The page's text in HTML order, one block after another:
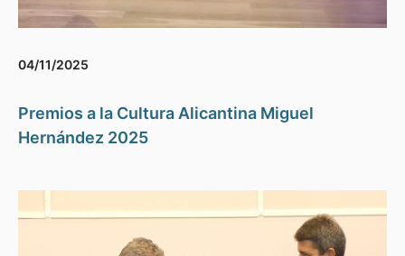
04/11/2025
Premios a la Cultura Alicantina Miguel
Hernández 2025